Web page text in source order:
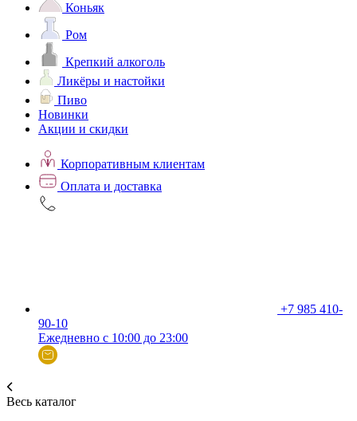
Коньяк
Ром
Крепкий алкоголь
Ликёры и настойки
Пиво
Новинки
Акции и скидки
Корпоративным клиентам
Оплата и доставка
+7 985 410-
90-10
Ежедневно с 10:00 до 23:00
Весь каталог